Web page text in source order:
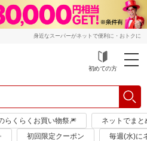
身近なスーパーがネットで便利に・おトクに
初めての方
らくらくお買い物祭🎆
ネットでまと
初回限定クーポン 毎週(水)に